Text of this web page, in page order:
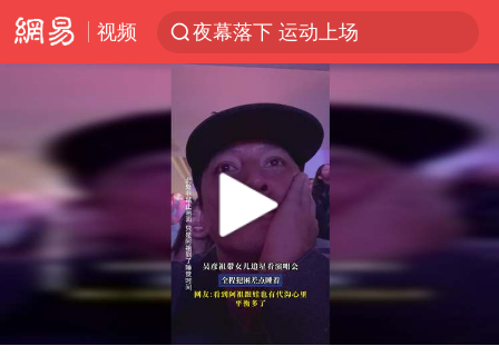
视频
夜幕落下 运动上场
1岁宝宝碰坏纸巾盒 宝妈被索赔924元
台风白海豚环流面积近似13个浙江
Meta被判支付5.67亿美元
台风白海豚逼近 暴雨大暴雨来袭
Play